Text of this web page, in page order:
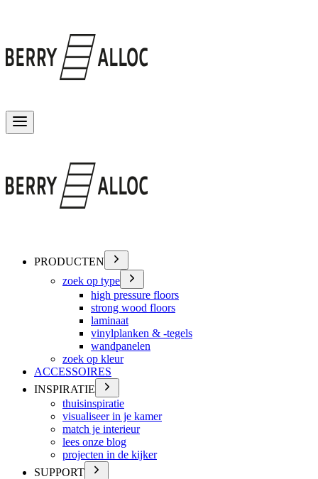
PRODUCTEN
zoek op type
high pressure floors
strong wood floors
laminaat
vinylplanken & -tegels
wandpanelen
zoek op kleur
ACCESSOIRES
INSPIRATIE
thuisinspiratie
visualiseer in je kamer
match je interieur
lees onze blog
projecten in de kijker
SUPPORT